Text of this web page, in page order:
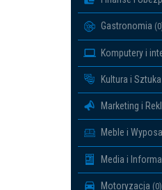
Gastronomia
Komputery i
Kultura i Sztuka
Marketing i
Meble i
Media i
Motoryzacja (0)